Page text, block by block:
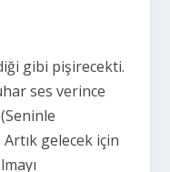
gibi pişirecekti.
ses verince
gelecek için